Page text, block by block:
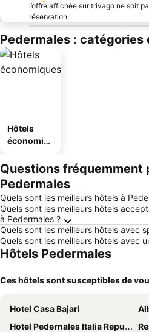
l’offre affichée sur trivago ne soit
réservation.
Pedermales : catégories
Hôtels
économiq
Questions fréquemment
Pedermales
Quels sont les meilleurs hôtels à
Quels sont les meilleurs hôtels
à Pedermales ?
Quels sont les meilleurs hôtels avec
Quels sont les meilleurs hôtels avec
Hôtels Pedermales
Ces hôtels sont susceptibles de
Hotel Casa Bajari
Hotel Pedernales Italia Republica Dominicana